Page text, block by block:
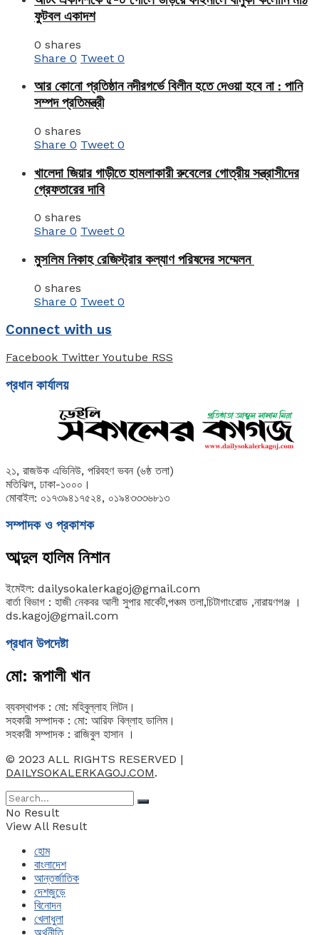
ফুটবল একাদশ
0 shares
Share 0 Tweet 0
আর কোনো প্রতিষ্ঠান নদীরগর্ভে বিলীন হতে দেওয়া হবে না : পানি
সম্পদ প্রতিমন্ত্রী
0 shares
Share 0 Tweet 0
খালেদা জিয়ার গাড়ীতে হামলাকারী রুবেলের গোত্রীয় সন্ত্রাসীদের
গ্রেফতারের দাবি
0 shares
Share 0 Tweet 0
মুসলিম নিকাহ রেজিস্ট্রার কল্যাণ পরিষদের সম্মেলন
0 shares
Share 0 Tweet 0
Connect with us
Facebook Twitter Youtube RSS
প্রধান কার্যালয়
২১, রাজউক এভিনিউ, পরিবহণ ভবন (৬ষ্ঠ তলা)
মতিঝিল, ঢাকা-১০০০।
মোবাইল: ০১৭৩৯৪১৭৫২৪, ০১৯৪৩৩৩৬৮১৩
সম্পাদক ও প্রকাশক
আব্দুল হালিম নিশান
ইমেইল: dailysokalerkagoj@gmail.com
বার্তা বিভাগ : হাজী নেকবর আলী সুপার মার্কেট,পঞ্চম তলা,চিটাগাংরোড ,নারায়ণগঞ্জ ।
ds.kagoj@gmail.com
প্রধান উপদেষ্টা
মো: রূপালী খান
ব্যবস্থাপক : মো: মহিবুল্লাহ লিটন।
সহকারী সম্পাদক : মো: আরিফ বিল্লাহ ডালিম।
সহকারী সম্পাদক : রাজিবুল হাসান ।
© 2023 ALL RIGHTS RESERVED |
DAILYSOKALERKAGOJ.COM.
No Result
View All Result
হোম
বাংলাদেশ
আন্তর্জাতিক
দেশজুড়ে
বিনোদন
খেলাধুলা